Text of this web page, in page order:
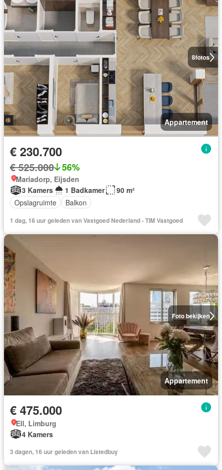
8fotos
Appartement
€ 230.700
€ 525.000 56%
Mariadorp, Eijsden
3 Kamers
1 Badkamer
90 m²
Opslagruimte
Balkon
1 dag, 16 uur geleden van Vastgoed Nederland - TIM Vastgoed
Foto bekijken
Appartement
€ 475.000
Ell, Limburg
4 Kamers
3 dagen, 16 uur geleden van Listedbuy